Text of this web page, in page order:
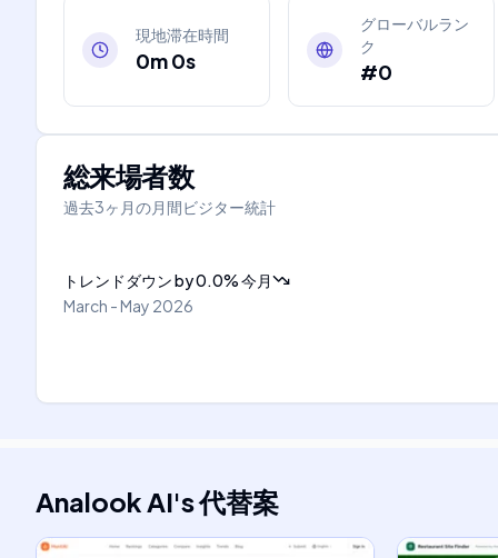
現地滞在時間
0m 0s
グローバルラン
ク
#0
総来場者数
過去3ヶ月の月間ビジター統計
トレンドダウンby0.0%今月
March - May 2026
Analook AI's代替案